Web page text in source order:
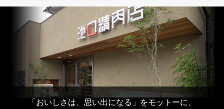
「おいしさは、思い出になる」をモットーに、